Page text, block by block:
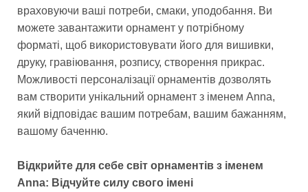
враховуючи ваші потреби, смаки, уподобання. Ви
можете завантажити орнамент у потрібному
форматі, щоб використовувати його для вишивки,
друку, гравіювання, розпису, створення прикрас.
Можливості персоналізації орнаментів дозволять
вам створити унікальний орнамент з іменем Anna,
який відповідає вашим потребам, вашим бажанням,
вашому баченню.
Відкрийте для себе світ орнаментів з іменем
Anna: Відчуйте силу свого імені